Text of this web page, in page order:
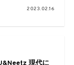
2023.02.16
現代に